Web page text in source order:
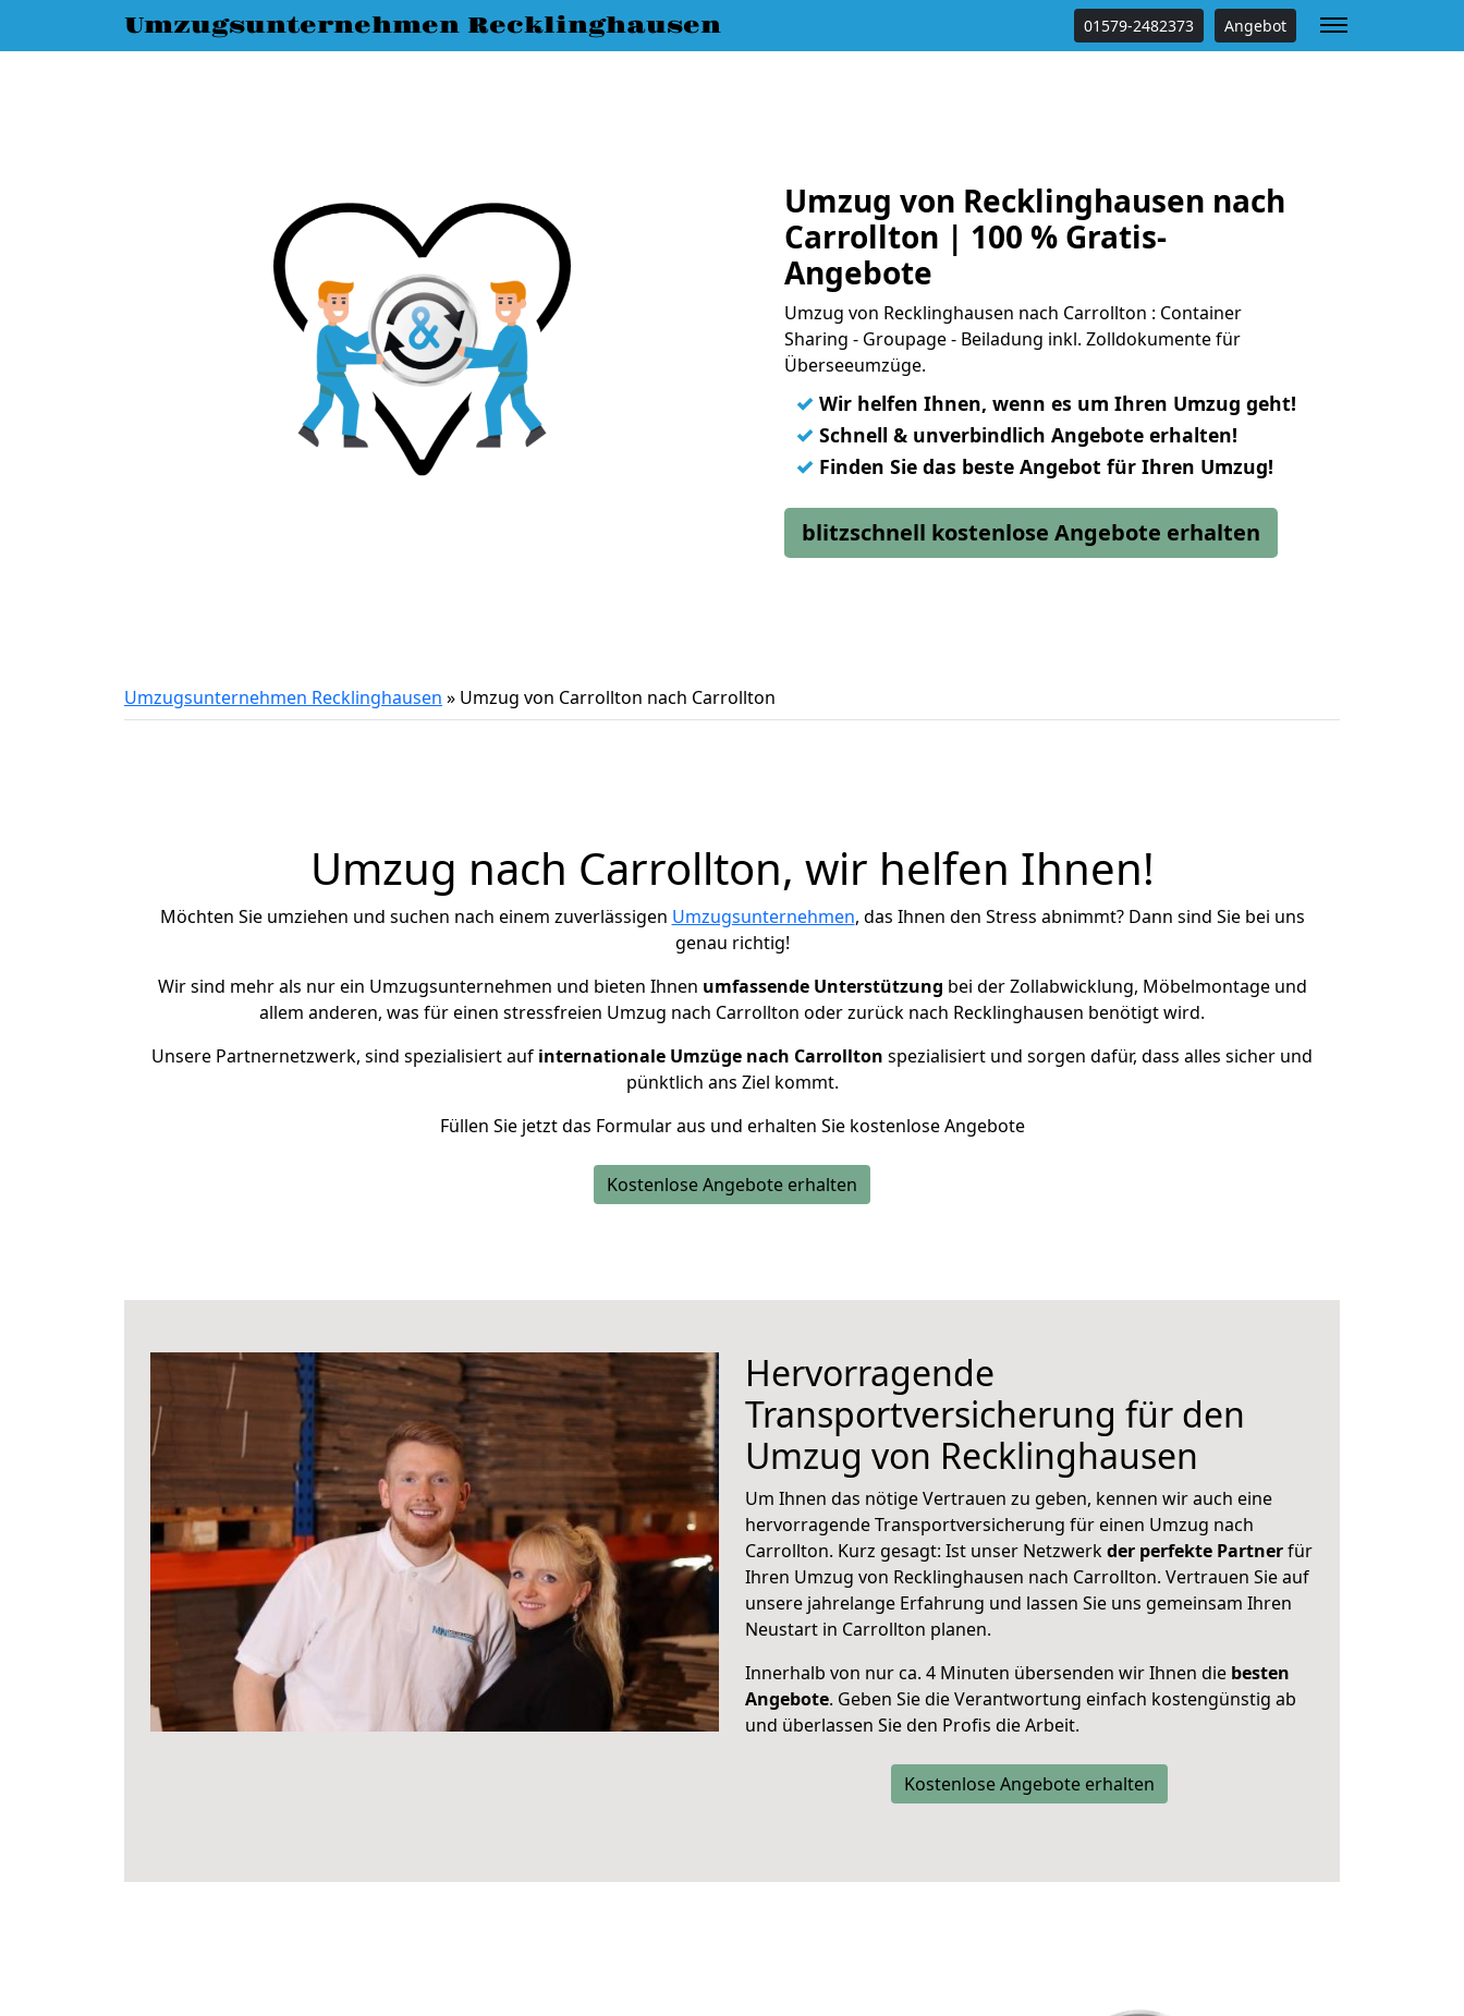
Umzugsunternehmen Recklinghausen 01579-2482373 Angebot
Umzug von Recklinghausen nach
Carrollton | 100 % Gratis-
Angebote
Umzug von Recklinghausen nach Carrollton : Container
Sharing - Groupage - Beiladung inkl. Zolldokumente für
Überseeumzüge.
✓ Wir helfen Ihnen, wenn es um Ihren Umzug geht!
✓ Schnell & unverbindlich Angebote erhalten!
✓ Finden Sie das beste Angebot für Ihren Umzug!
blitzschnell kostenlose Angebote erhalten
Umzugsunternehmen Recklinghausen » Umzug von Carrollton nach Carrollton
Umzug nach Carrollton, wir helfen Ihnen!
Möchten Sie umziehen und suchen nach einem zuverlässigen Umzugsunternehmen, das Ihnen den Stress abnimmt? Dann sind Sie bei uns
genau richtig!
Wir sind mehr als nur ein Umzugsunternehmen und bieten Ihnen umfassende Unterstützung bei der Zollabwicklung, Möbelmontage und
allem anderen, was für einen stressfreien Umzug nach Carrollton oder zurück nach Recklinghausen benötigt wird.
Unsere Partnernetzwerk, sind spezialisiert auf internationale Umzüge nach Carrollton spezialisiert und sorgen dafür, dass alles sicher und
pünktlich ans Ziel kommt.
Füllen Sie jetzt das Formular aus und erhalten Sie kostenlose Angebote
Kostenlose Angebote erhalten
Hervorragende
Transportversicherung für den
Umzug von Recklinghausen
Um Ihnen das nötige Vertrauen zu geben, kennen wir auch eine
hervorragende Transportversicherung für einen Umzug nach
Carrollton. Kurz gesagt: Ist unser Netzwerkder perfekte Partnerfür
Ihren Umzug von Recklinghausen nach Carrollton. Vertrauen Sie auf
unsere jahrelange Erfahrung und lassen Sie uns gemeinsam Ihren
Neustart in Carrollton planen.
Innerhalb von nur ca. 4 Minuten übersenden wir Ihnen die besten
Angebote. Geben Sie die Verantwortung einfach kostengünstig ab
und überlassen Sie den Profis die Arbeit.
Kostenlose Angebote erhalten